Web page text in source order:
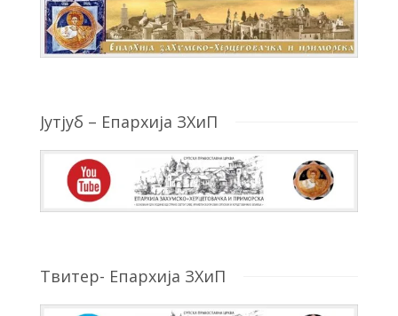
Јутјуб – Епархија ЗХиП
Твитер- Епархија ЗХиП